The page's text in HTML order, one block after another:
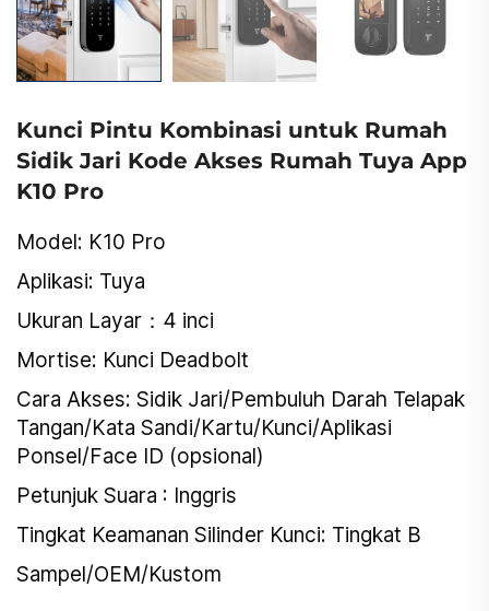
Kunci Pintu Kombinasi untuk Rumah
Sidik Jari Kode Akses Rumah Tuya App
K10 Pro
Model: K10 Pro
Aplikasi: Tuya
Ukuran Layar：4 inci
Mortise: Kunci Deadbolt
Cara Akses: Sidik Jari/Pembuluh Darah Telapak
Tangan/Kata Sandi/Kartu/Kunci/Aplikasi
Ponsel/Face ID (opsional)
Petunjuk Suara : Inggris
Tingkat Keamanan Silinder Kunci: Tingkat B
Sampel/OEM/Kustom